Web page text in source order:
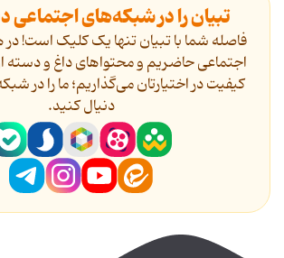
تبیان را در شبکه‌های اجتماعی
فاصله شما با تبیان تنها یک کلیک است!
اجتماعی حاضریم و محتواهای داغ و دسته
کیفیت در اختیارتان می‌گذاریم؛ ما را در
دنیال کنید.